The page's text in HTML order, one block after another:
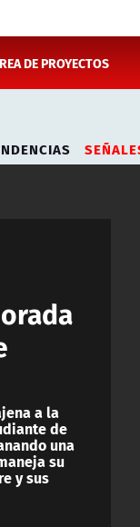
DE PROYECTOS
a la
de
una
su
y sus